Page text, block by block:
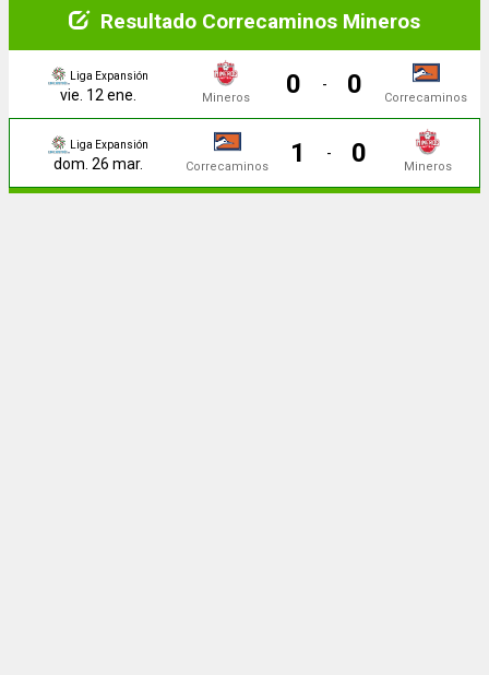
Resultado Correcaminos Mineros
Liga Expansión
vie. 12 ene. Mineros 0 - 0 Correcaminos
Liga Expansión
dom. 26 mar. Correcaminos 1 - 0 Mineros